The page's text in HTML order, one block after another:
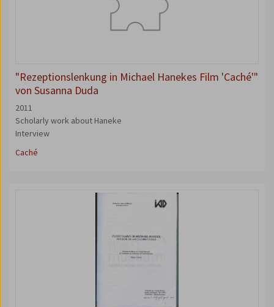
"Rezeptionslenkung in Michael Hanekes Film 'Caché'"
von Susanna Duda
2011
Scholarly work about Haneke
Interview
Caché